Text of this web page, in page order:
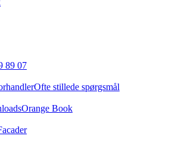
89 07
Ofte stillede spørgsmål
Orange Book